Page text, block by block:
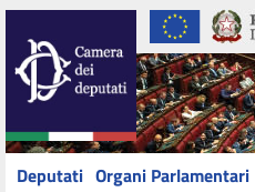
Deputati Organi Parlamentari